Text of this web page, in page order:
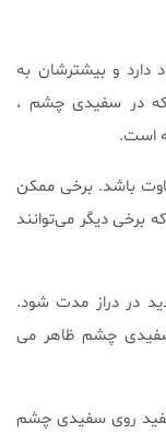
دارد و بیشترشان به
لکه در سفیدی چشم ،
است.
باشد. برخی ممکن
دیگر می‌توانند
در دراز مدت شود.
سفیدی چشم ظاهر می
روی سفیدی چشم